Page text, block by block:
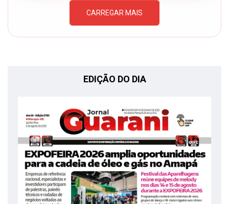
CARREGAR MAIS
EDIÇÃO DO DIA